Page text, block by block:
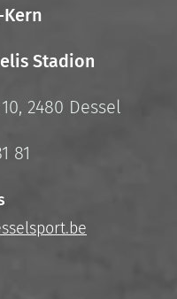
Stadion
2480 Dessel
81